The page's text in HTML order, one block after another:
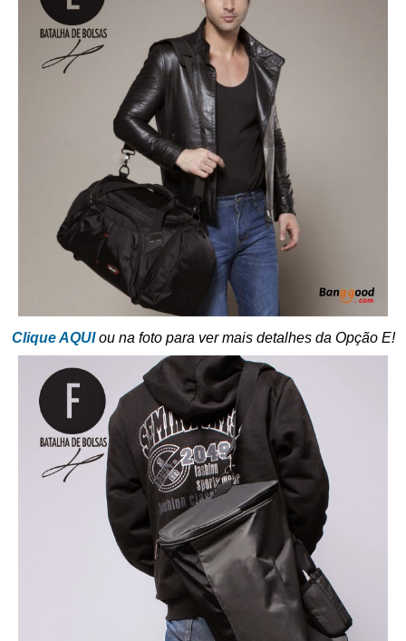
Clique AQUIou na foto para ver mais detalhes da Opção E!